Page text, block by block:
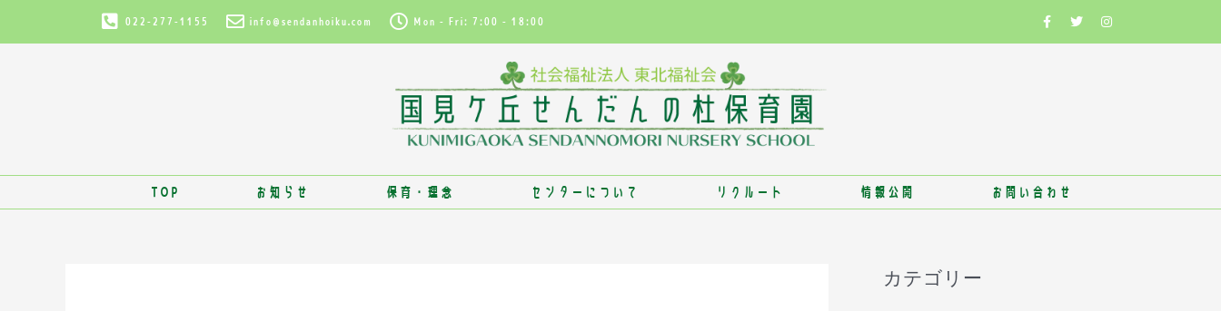
022-277-1155 info@sendanhoiku.com Mon - Fri: 7:00 - 18:00
TOP お知らせ 保育・理念 センターについて リクルート 情報公開 お問い合わせ
カテゴリー